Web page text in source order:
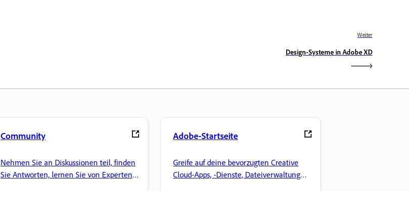
Weiter
Design-Systeme in Adobe XD
Community
Nehmen Sie an Diskussionen teil, finden
Sie Antworten, lernen Sie von Experten
Adobe-Startseite
Greife auf deine bevorzugten Creative
Cloud-Apps, -Dienste, Dateiverwaltung